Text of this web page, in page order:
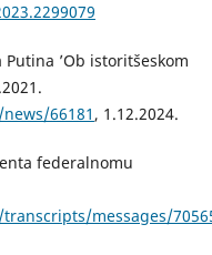
’Ob istoritšeskom
66181 , 1.12.2024.
federalnomu
messages/